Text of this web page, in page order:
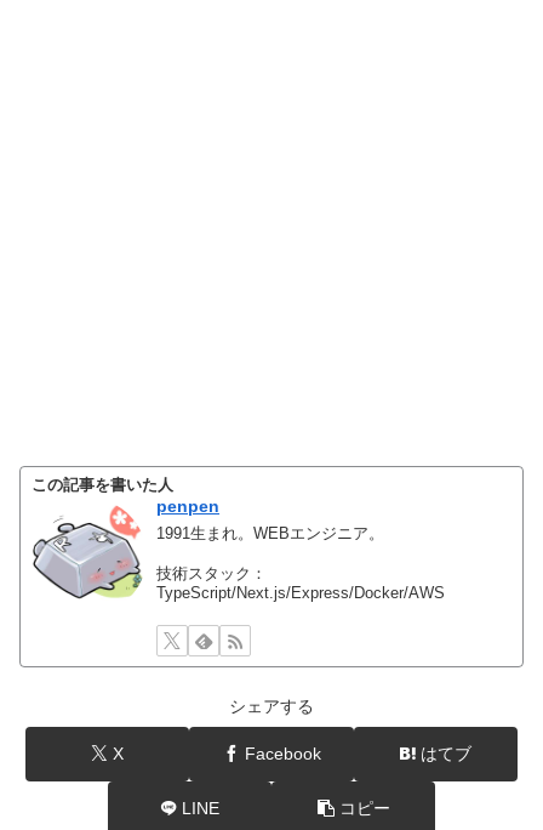
この記事を書いた人
penpen
1991生まれ。WEBエンジニア。
技術スタック：
TypeScript/Next.js/Express/Docker/AWS
シェアする
X Facebook はてブ
LINE コピー